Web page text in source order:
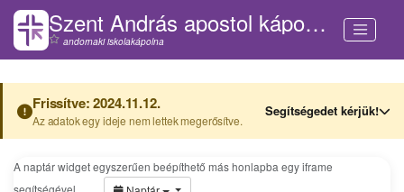
Szent András apostol kápolna (Andornaktálya)
andornaki iskolakápolna
Frissítve: 2024.11.12.
Az adatok egy ideje nem lettek megerősítve.
Segítségedet kérjük!
A naptár widget egyszerűen beépíthető más honlapba egy iframe
segítségével. …